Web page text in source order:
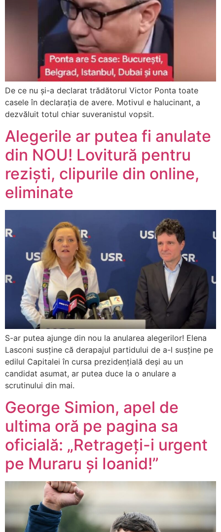
De ce nu și-a declarat trădătorul Victor Ponta toate
casele în declarația de avere. Motivul e halucinant, a
dezvăluit totul chiar suveranistul vopsit.
Alegerile ar putea fi anulate
din NOU! Lovitură pentru
reziști, clipurile din online,
eliminate
S-ar putea ajunge din nou la anularea alegerilor! Elena
Lasconi susține că derapajul partidului de a-l susține pe
edilul Capitalei în cursa prezidențială deși au un
candidat asumat, ar putea duce la o anulare a
scrutinului din mai.
George Simion, apel de
ultima oră pe pagina sa
oficială: „Retrageți-i urgent
pe Muraru și Ioanid!”